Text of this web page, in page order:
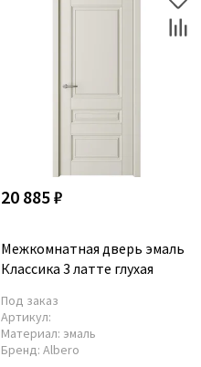
20 885 ₽
Межкомнатная дверь эмаль
Классика 3 латте глухая
Под заказ
Артикул:
Материал: эмаль
Бренд: Albero